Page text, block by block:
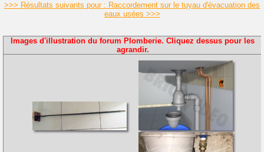
>>> Résultats suivants pour : Raccordement sur le tuyau d'évacuation des
eaux usées >>>
Images d'illustration du forum Plomberie. Cliquez dessus pour les
agrandir.